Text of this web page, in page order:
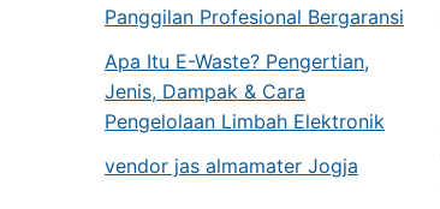
Panggilan Profesional Bergaransi
Apa Itu E-Waste? Pengertian,
Jenis, Dampak & Cara
Pengelolaan Limbah Elektronik
vendor jas almamater Jogja